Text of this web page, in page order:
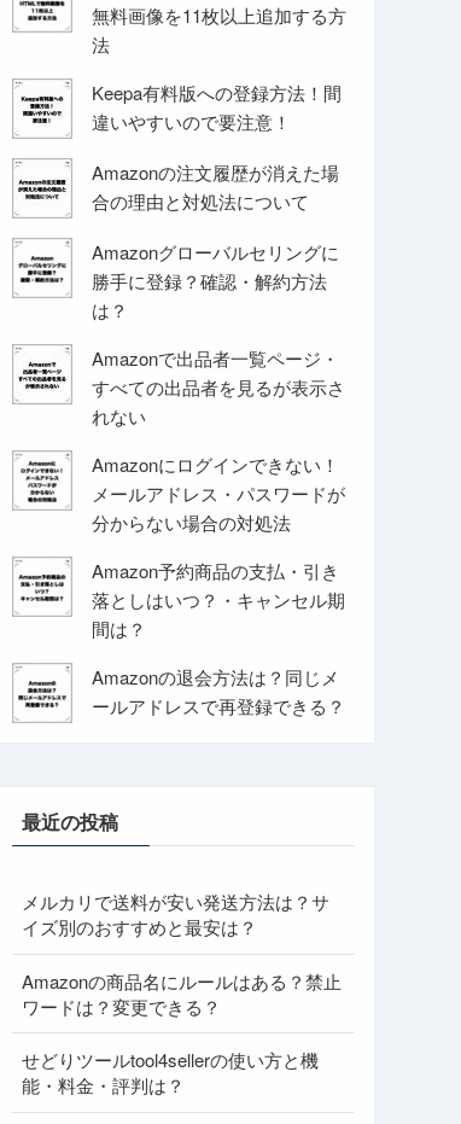
無料画像を11枚以上追加する方
法
Keepa有料版への登録方法！間
違いやすいので要注意！
Amazonの注文履歴が消えた場
合の理由と対処法について
Amazonグローバルセリングに
勝手に登録？確認・解約方法
は？
Amazonで出品者一覧ページ・
すべての出品者を見るが表示さ
れない
Amazonにログインできない！
メールアドレス・パスワードが
分からない場合の対処法
Amazon予約商品の支払・引き
落としはいつ？・キャンセル期
間は？
Amazonの退会方法は？同じメ
ールアドレスで再登録できる？
最近の投稿
メルカリで送料が安い発送方法は？サ
イズ別のおすすめと最安は？
Amazonの商品名にルールはある？禁止
ワードは？変更できる？
せどりツールtool4sellerの使い方と機
能・料金・評判は？